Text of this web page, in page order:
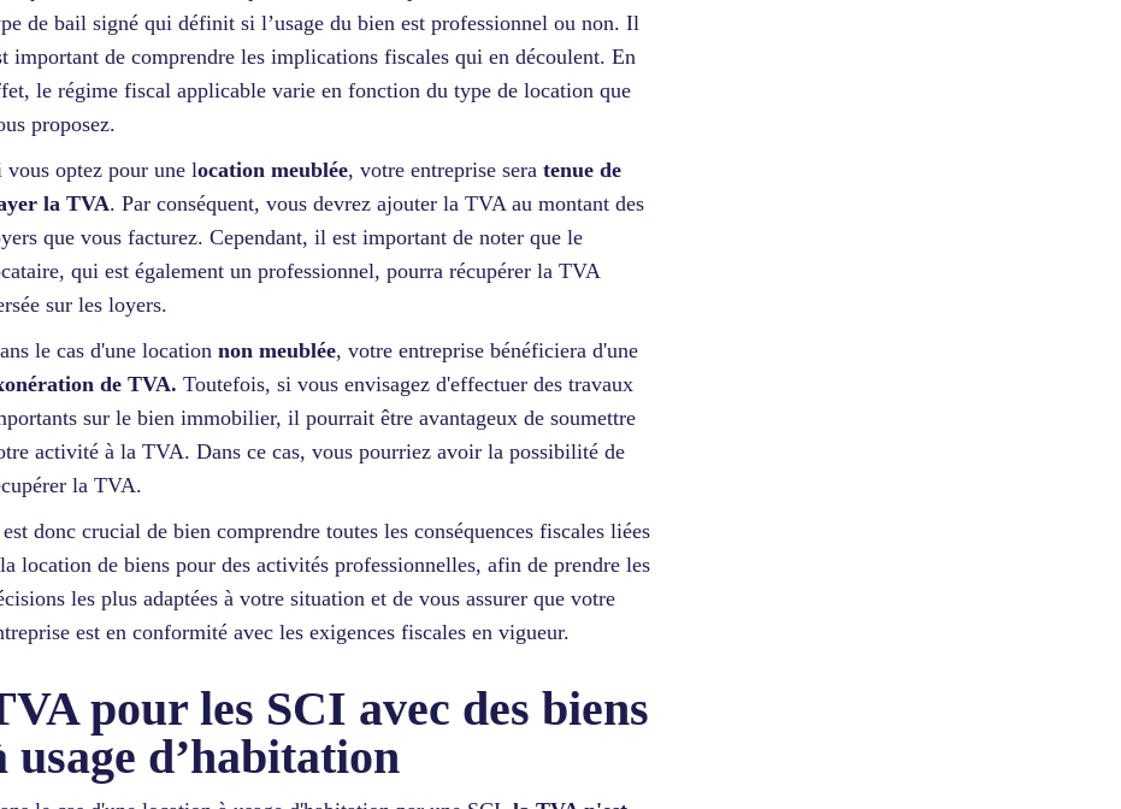
de bail signé qui définit si l’usage du bien est professionnel ou non. Il
important de comprendre les implications fiscales qui en découlent. En
le régime fiscal applicable varie en fonction du type de location que
proposez.
vous optez pour une location meublée, votre entreprise sera tenue de
la TVA. Par conséquent, vous devrez ajouter la TVA au montant des
que vous facturez. Cependant, il est important de noter que le
qui est également un professionnel, pourra récupérer la TVA
sur les loyers.
le cas d'une location non meublée, votre entreprise bénéficiera d'une
de TVA. Toutefois, si vous envisagez d'effectuer des travaux
sur le bien immobilier, il pourrait être avantageux de soumettre
activité à la TVA. Dans ce cas, vous pourriez avoir la possibilité de
la TVA.
donc crucial de bien comprendre toutes les conséquences fiscales liées
location de biens pour des activités professionnelles, afin de prendre les
les plus adaptées à votre situation et de vous assurer que votre
est en conformité avec les exigences fiscales en vigueur.
pour les SCI avec des biens
usage d’habitation